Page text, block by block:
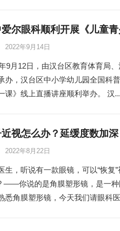
尔眼科顺利开展《儿童
2022年9月14日
9月12日，由汉台区教育体育局
办，汉台区中小学幼儿园全国科
课》线上直播讲座顺利举办。 汉...
视怎么办？延缓度数加
2022年8月22日
，听说有一款眼镜，可以“恢复
——你说的是角膜塑形镜，是一种
悉角膜塑形镜，今天我们请眼科